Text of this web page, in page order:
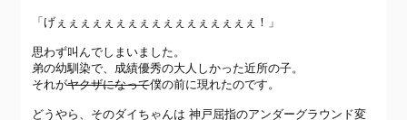
「げぇぇぇぇぇぇぇぇぇぇぇぇぇぇぇぇぇ！」
思わず叫んでしまいました。
弟の幼馴染で、成績優秀の大人しかった近所の子。
それがヤクザになって僕の前に現れたのです。
どうやら、そのダイちゃんは 神戸屈指のアンダーグラウンド変